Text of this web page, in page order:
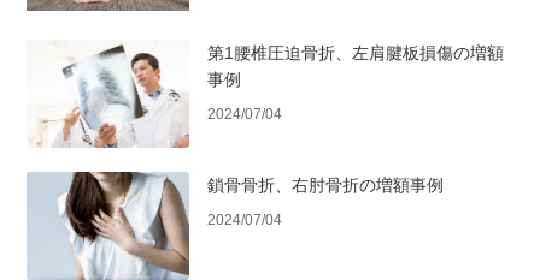
第1腰椎圧迫骨折、左肩腱板損傷の増額
事例
2024/07/04
鎖骨骨折、右肘骨折の増額事例
2024/07/04